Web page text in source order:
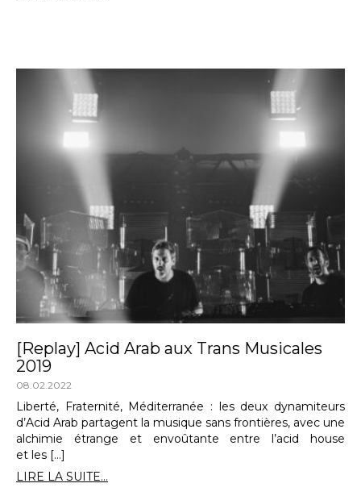
[Replay] Acid Arab aux Trans Musicales
2019
08.02.2022
Liberté, Fraternité, Méditerranée : les deux dynamiteurs
d’Acid Arab partagent la musique sans frontières, avec une
alchimie étrange et envoûtante entre l’acid house
et les […]
LIRE LA SUITE...